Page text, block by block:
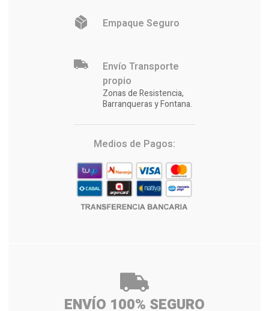
Empaque Seguro
Envío Transporte
propio
Zonas de Resistencia,
Barranqueras y Fontana.
Medios de Pagos:
ENVÍO 100% SEGURO